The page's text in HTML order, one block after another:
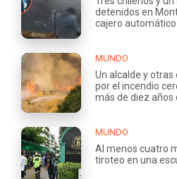
detenidos en
cajero automático
MUNDO
Un alcalde y
por el incendio
más de diez años
MUNDO
Al menos cuatro
tiroteo en una